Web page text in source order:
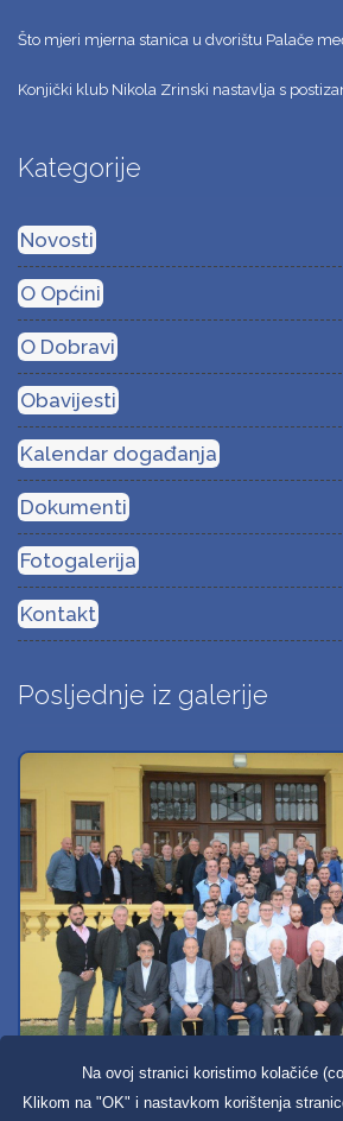
Na ovoj stranici koristimo kolačiće
Klikom na "OK" i nastavkom korištenja
Što mjeri mjerna stanica u dvorištu Palače
Konjički klub Nikola Zrinski nastavlja s
Kategorije
Novosti
O Općini
O Dobravi
Obavijesti
Kalendar događanja
Dokumenti
Fotogalerija
Kontakt
Posljednje iz galerije
Svi dobravski košarkaši